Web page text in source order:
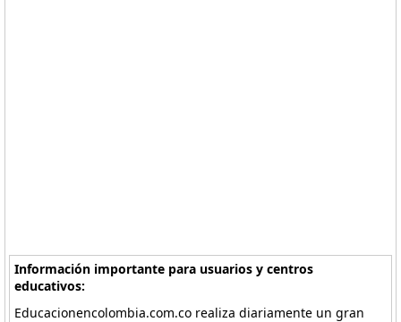
Información importante para usuarios y centros
educativos:
Educacionencolombia.com.co realiza diariamente un gran